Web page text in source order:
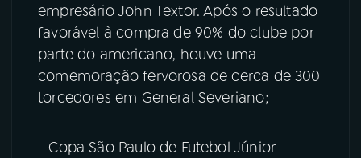
TikTok
empresário John Textor. Após o resultado
favorável à compra de 90% do clube por
parte do americano, houve uma
comemoração fervorosa de cerca de 300
torcedores em General Severiano;
- Copa São Paulo de Futebol Júnior